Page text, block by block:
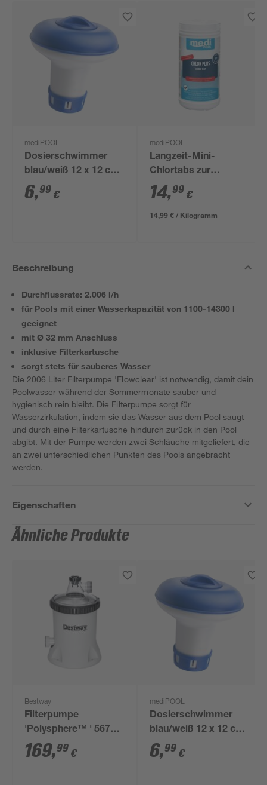
mediPOOL
Dosierschwimmer
blau/weiß 12 x 12 cm,
für 20 g Tabs
6,99 €
mediPOOL
Langzeit-Mini-
Chlortabs zur
Poolpflege 1 kg, 50
Stück
14,99 €
14,99 € / Kilogramm
Beschreibung
Durchflussrate: 2.006 l/h
für Pools mit einer Wasserkapazität von 1100-14300 l
geeignet
mit Ø 32 mm Anschluss
inklusive Filterkartusche
sorgt stets für sauberes Wasser
Die 2006 Liter Filterpumpe 'Flowclear' ist notwendig, damit dein
Poolwasser während der Sommermonate sauber und
hygienisch rein bleibt. Die Filterpumpe sorgt für
Wasserzirkulation, indem sie das Wasser aus dem Pool saugt
und durch eine Filterkartusche hindurch zurück in den Pool
abgibt. Mit der Pumpe werden zwei Schläuche mitgeliefert, die
an zwei unterschiedlichen Punkten des Pools angebracht
werden.
Eigenschaften
Ähnliche Produkte
Bestway
Filterpumpe
'Polysphere™ ' 5678
l/h 110 W
169,99 €
mediPOOL
Dosierschwimmer
blau/weiß 12 x 12 cm,
für 20 g Tabs
6,99 €